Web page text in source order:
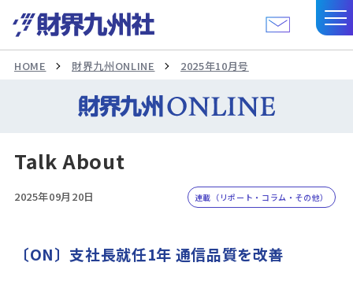
HOME 財界九州ONLINE 2025年10月号
Talk About
2025年09月20日 連載（リポート・コラム・その他）
〔ON〕支社長就任1年 通信品質を改善